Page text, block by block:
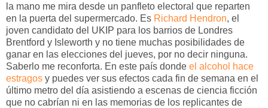
la mano me mira desde un panfleto electoral que reparten
en la puerta del supermercado. Es Richard Hendron, el
joven candidato del UKIP para los barrios de Londres
Brentford y Isleworth y no tiene muchas posibilidades de
ganar en las elecciones del jueves, por no decir ninguna.
Saberlo me reconforta. En este país donde el alcohol hace
estragos y puedes ver sus efectos cada fin de semana en el
último metro del día asistiendo a escenas de ciencia ficción
que no cabrían ni en las memorias de los replicantes de